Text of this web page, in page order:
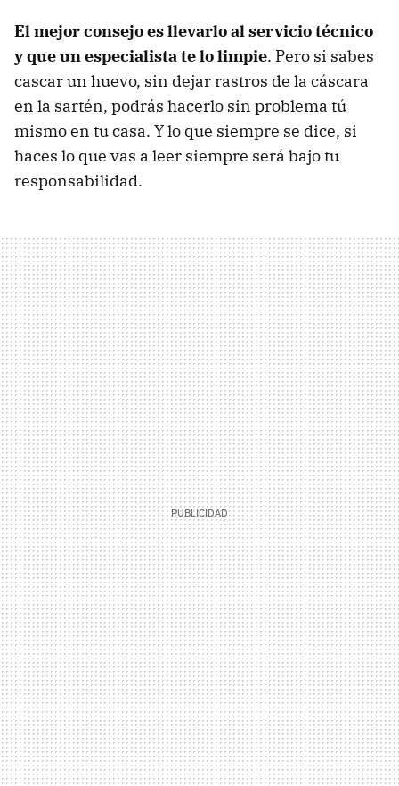
El mejor consejo es llevarlo al servicio técnico
y que un especialista te lo limpie. Pero si sabes
cascar un huevo, sin dejar rastros de la cáscara
en la sartén, podrás hacerlo sin problema tú
mismo en tu casa. Y lo que siempre se dice, si
haces lo que vas a leer siempre será bajo tu
responsabilidad.